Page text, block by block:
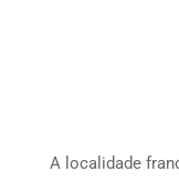
A localidade